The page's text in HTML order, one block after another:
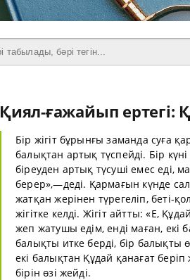
Қиял-ғажайып ертегі:
Бір жігіт бұрынғы заманда суға
балықтан артық түспейді. Бір
біреуден артық түсуші емес еді,
берер»,—деді. Қармағын күнде
жатқан жерінен түрегеліп, беті-
жігітке келді. Жігіт айтты: «Е,
жеп жатушы едім, енді маған, екі
балықты итке берді, бір балықты
екі балықтан Құдай қанағат беріп
бірін өзі жейді.